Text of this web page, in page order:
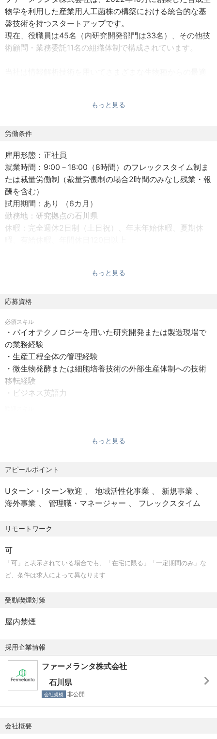
物学を利用した産業用人工菌株の構築における統合的な基
盤技術を持つスタートアップです。
現在、役職員は45名（内研究開発部門は33名）、その他技
術顧問・業務委託11名の組織体制で構成されています。
を構築することに成功しております。
ることを可能とする多段階遺伝子導入技術を確立していま
これらにより、伝統的な農業による生産方法と比較して、
低コストに医薬品や健康食品などの原料を供給することを
目指します。
当社の技術は有用物質の生産手法におけるパラダイムシフ
トとなるものであり、化学業界に革新を起こすことが可能
です。
要で、抽出量が僅かであるという課題があります。
可能にし、圧倒的なコスト優位性で原料市場への参入を目
指しています。
【業務内容】
・スケールアップ培養試験を目的とするCDMO選定及び交
渉（主に国外）
・CDMOへの技術移転を通じたスケールアップによるパイ
・自社パイロットプラント（最大3kLスケール）の建設プロ
・商用スケールを志向した自社量産プラント建設プロジェ
クトの組成、並びに生産工程検討・管理（2027年初着工予
定）
・外部生産委託による量産体制の検討
【業務体制】
研究開発部門の培養グループや精製グループと密に連携し
ながら業務を行っていただきます。
また、技術移転においては、事業開発部門との連携によ
り、相互にサポートしながら進めてプロジェクトを推進し
スタートアップのカルチャーが強く、個人の裁量が大きい
ため、意欲的に取り組んで頂ける方が望ましいです。
【勤務地】
研究開発拠点（石川県）／リモート可
もっと見る
労働条件
雇用形態：正社員
就業時間：9:00－18:00（8時間）のフレックスタイム制ま
たは裁量労働制（裁量労働制の場合2時間のみなし残業・報
酬を含む）
試用期間：あり （6カ月）
勤務地：研究拠点の石川県
休暇：完全週休2日制（土日祝）、年末年始休暇、夏期休
その他、業務委託契約など応相談
もっと見る
応募資格
必須スキル
・バイオテクノロジーを用いた研究開発または製造現場で
の業務経験
・生産工程全体の管理経験
・微生物発酵または細胞培養技術の外部生産体制への技術
移転経験
・ビジネス英語力
いる方
・植物の二次代謝産物を世の中に安価に供給することの意
義を理解してくださる方
もっと見る
アピールポイント
Uターン・Iターン歓迎 地域活性化事業
新規事業
海外事業
管理職・マネージャー フレックスタイム
リモートワーク
可
「可」と表示されている場合でも、「在宅に限る」「一定期間のみ」な
ど、条件は求人によって異なります
受動喫煙対策
屋内禁煙
採用企業情報
ファーメランタ株式会社
石川県
会社規模 非公開
会社概要